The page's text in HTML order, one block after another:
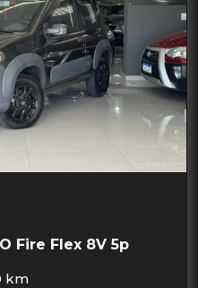
Fire Flex 8V 5p
km